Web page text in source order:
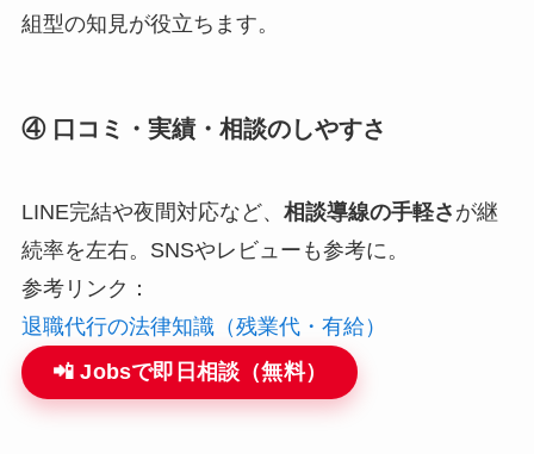
組型の知見が役立ちます。
④ 口コミ・実績・相談のしやすさ
LINE完結や夜間対応など、 相談導線の手軽さ が継
続率を左右。SNSやレビューも参考に。
参考リンク：
退職代行の法律知識（残業代・有給）
📲 Jobsで即日相談（無料）